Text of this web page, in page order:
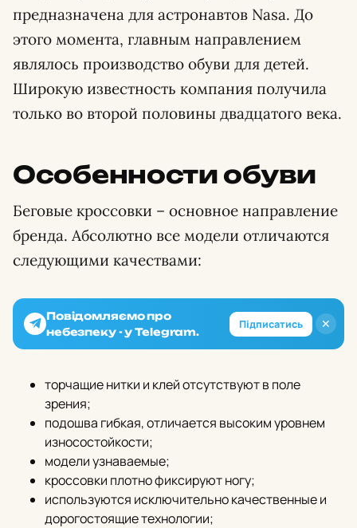
предназначена для астронавтов Nasa. До
этого момента, главным направлением
являлось производство обуви для детей.
Широкую известность компания получила
только во второй половины двадцатого века.
Особенности обуви
Беговые кроссовки – основное направление
бренда. Абсолютно все модели отличаются
следующими качествами:
✕
Повідомляємо про
небезпеку - у Telegram.
Підписатись
торчащие нитки и клей отсутствуют в поле
зрения;
подошва гибкая, отличается высоким уровнем
износостойкости;
модели узнаваемые;
кроссовки плотно фиксируют ногу;
используются исключительно качественные и
дорогостоящие технологии;